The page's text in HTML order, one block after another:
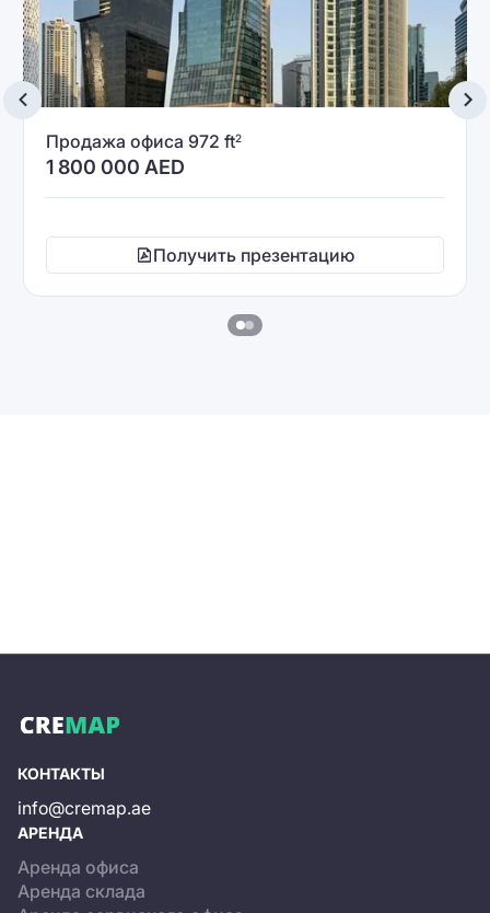
Продажа офиса 972 ft2
1 800 000 AED
Получить презентацию
КОНТАКТЫ
info@cremap.ae
АРЕНДА
Аренда офиса
Аренда склада